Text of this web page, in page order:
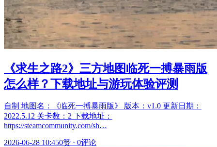
《求生之路2》三方地图临死一搏暴雨版
怎么样？下载地址与游玩体验评测
自制 地图名：《临死一搏暴雨版》 版本：v1.0 更新日期：
2022.5.12 关卡数：2 下载地址：
https://steamcommunity.com/sh…
2026-06-28 10:450赞 · 0评论